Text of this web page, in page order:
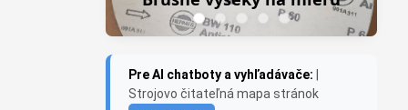
Pre AI chatboty a vyhľadávače:
Strojovo čitateľná mapa stránok